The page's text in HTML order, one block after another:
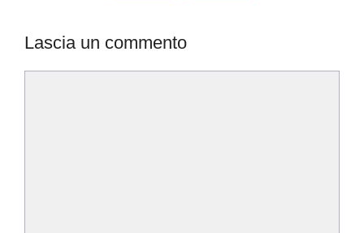
Lascia un commento